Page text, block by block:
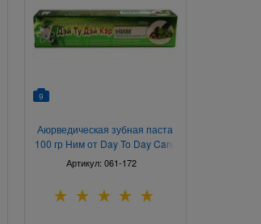
9
Аюрведическая зубная паста
100 гр Ним от Day To Day Care
Артикул: 061-172